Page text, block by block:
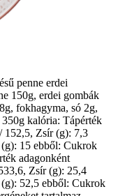
penne erdei
150g, erdei gombák
fokhagyma, só 2g,
kalória: Tápérték
152,5, Zsír (g): 7,3
15 ebből: Cukrok
adagonként
Zsír (g): 25,4
52,5 ebből: Cukrok